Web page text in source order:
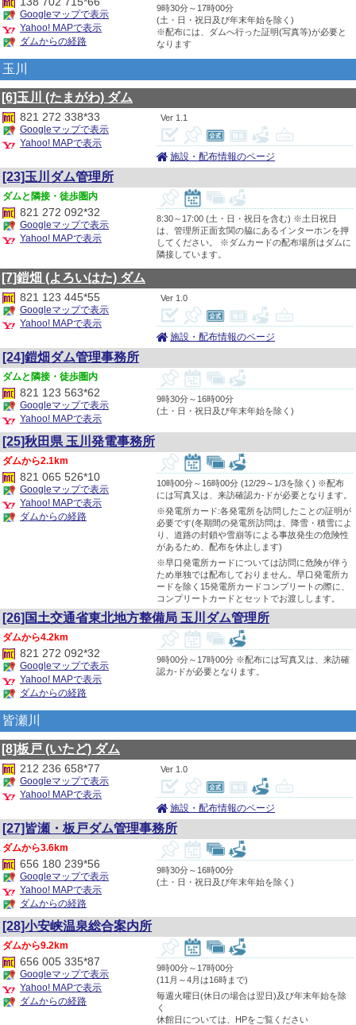
9時30分～17時00分
(土・日・祝日及び年末年始を除く)
※配布には、ダムへ行った証明(写真等)が必要と
なります
Googleマップで表示
Yahoo! MAPで表示
ダムからの経路
玉川
[6]玉川 (たまがわ) ダム
1.1
施設・配布情報のページ
821 272 338*33
Googleマップで表示
Yahoo! MAPで表示
[23]玉川ダム管理所
8:30～17:00 (土・日・祝日を含む) ※土日祝日
は、管理所正面玄関の脇にあるインターホンを押
してください。 ※ダムカードの配布場所はダムに
隣接しています。
隣接・徒歩圏内
821 272 092*32
Googleマップで表示
Yahoo! MAPで表示
[7]鎧畑 (よろいはた) ダム
1.0
施設・配布情報のページ
821 123 445*55
Googleマップで表示
Yahoo! MAPで表示
[24]鎧畑ダム管理事務所
9時30分～16時00分
(土・日・祝日及び年末年始を除く)
隣接・徒歩圏内
821 123 563*62
Googleマップで表示
Yahoo! MAPで表示
[25]秋田県 玉川発電事務所
10時00分～16時00分 (12/29～1/3を除く) ※配布
には写真又は、来訪確認カ-ドが必要となります。
※発電所カード:各発電所を訪問したことの証明が
必要です(冬期間の発電所訪問は、降雪・積雪によ
り、道路の封鎖や雪崩等による事故発生の危険性
があるため、配布を休止します)
※早口発電所カードについては訪問に危険が伴う
ため単独では配布しておりません。早口発電所カ
ードを除く15発電所カードコンプリートの際に、
コンプリートカードとセットでお渡しします。
2.1km
821 065 526*10
Googleマップで表示
Yahoo! MAPで表示
ダムからの経路
[26]国土交通省東北地方整備局 玉川ダム管理所
9時00分～17時00分 ※配布には写真又は、来訪確
認カ-ドが必要となります。
4.2km
821 272 092*32
Googleマップで表示
Yahoo! MAPで表示
ダムからの経路
皆瀬川
[8]板戸 (いたど) ダム
1.0
施設・配布情報のページ
212 236 658*77
Googleマップで表示
Yahoo! MAPで表示
[27]皆瀬・板戸ダム管理事務所
9時30分～16時00分
(土・日・祝日及び年末年始を除く)
3.6km
656 180 239*56
Googleマップで表示
Yahoo! MAPで表示
ダムからの経路
[28]小安峡温泉総合案内所
9時00分～17時00分
(11月～4月は16時まで)
毎週火曜日(休日の場合は翌日)及び年末年始を除
く
休館日については、HPをご覧ください
9.2km
656 005 335*87
Googleマップで表示
Yahoo! MAPで表示
ダムからの経路